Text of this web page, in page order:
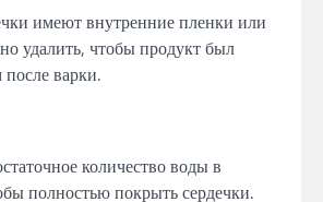
имеют внутренние пленки или
удалить, чтобы продукт был
варки.
количество воды в
полностью покрыть сердечки.